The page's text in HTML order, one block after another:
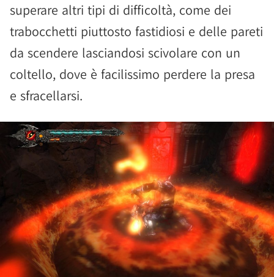
superare altri tipi di difficoltà, come dei
trabocchetti piuttosto fastidiosi e delle pareti
da scendere lasciandosi scivolare con un
coltello, dove è facilissimo perdere la presa
e sfracellarsi.